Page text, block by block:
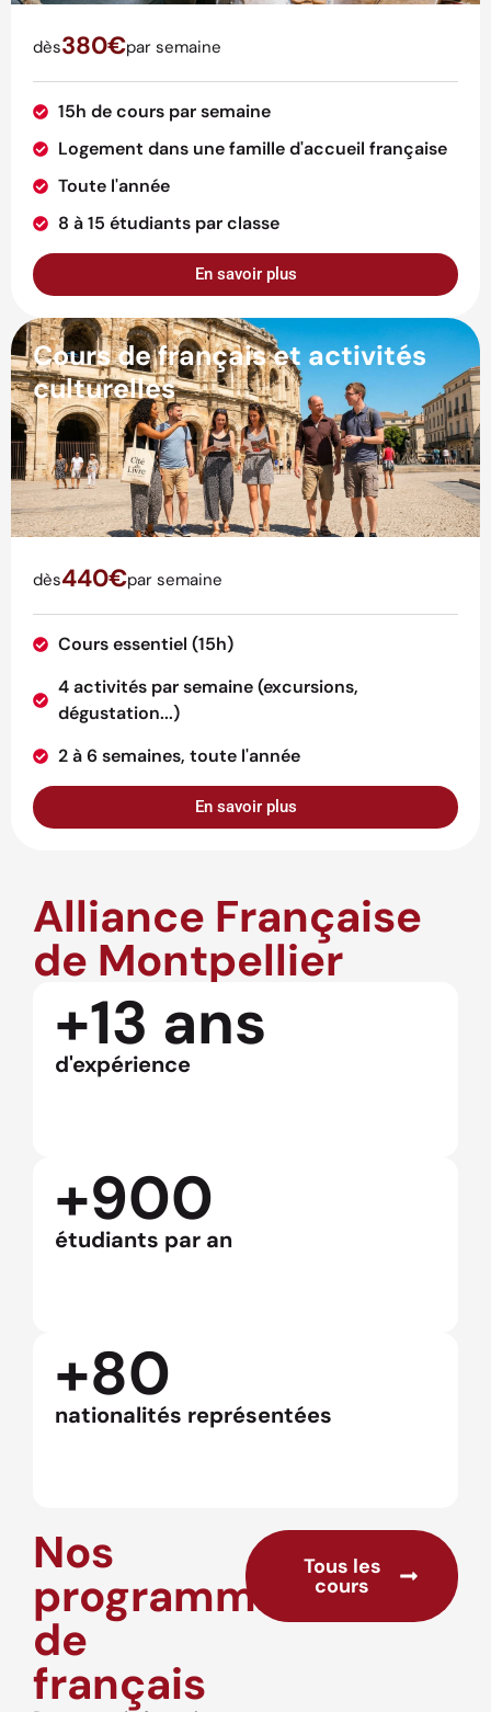
dès380€par semaine
15h de cours par semaine
Logement dans une famille d'accueil française
Toute l'année
8 à 15 étudiants par classe
En savoir plus
Cours de français et activités
culturelles
dès440€par semaine
Cours essentiel (15h)
4 activités par semaine (excursions,
dégustation...)
2 à 6 semaines, toute l'année
En savoir plus
Alliance Française
de Montpellier
+13 ans
d'expérience
+900
étudiants par an
+80
nationalités représentées
Nos
programmes
de
français
Tous les
cours